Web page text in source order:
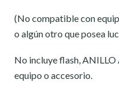
(No compatible con
o algún otro que posea
No incluye flash,
equipo o accesorio.